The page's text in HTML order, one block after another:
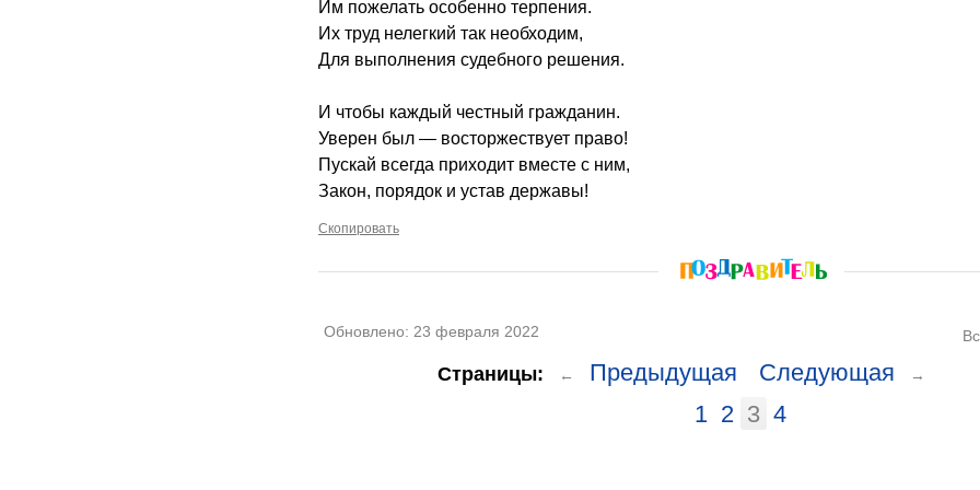
Им пожелать особенно терпения.
Их труд нелегкий так необходим,
Для выполнения судебного решения.
И чтобы каждый честный гражданин.
Уверен был — восторжествует право!
Пускай всегда приходит вместе с ним,
Закон, порядок и устав державы!
Скопировать
Обновлено: 23 февраля 2022
Страницы: ← Предыдущая Следующая →
1 2 3 4